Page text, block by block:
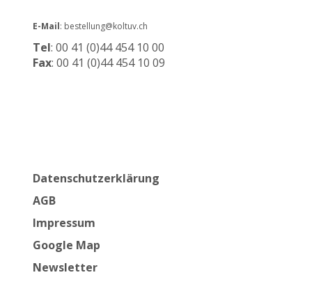
E-Mail: bestellung@koltuv.ch
Tel: 00 41 (0)44 454 10 00
Fax: 00 41 (0)44 454 10 09
Datenschutzerklärung
AGB
Impressum
Google Map
Newsletter